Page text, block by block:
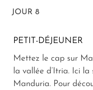
JOUR 8
PETIT-DÉJEUNER
Mettez le cap sur
la vallée d’Itria. Ici
Manduria. Pour